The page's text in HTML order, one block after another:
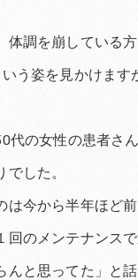
体調を崩している
う姿を見かけます
代の女性の患者さん
した。
は今から半年ほど前
回のメンテナンスで
んと思ってた」と